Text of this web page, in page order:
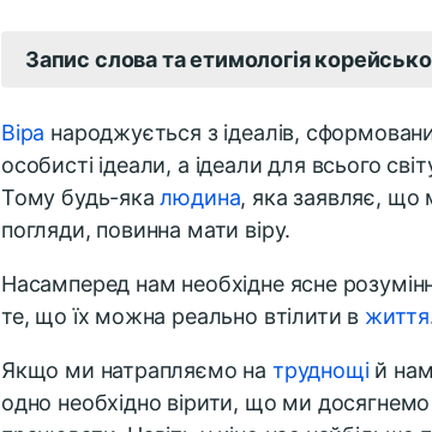
Запис слова та етимологія
Віра народжується з ідеалів,
особисті ідеали, а ідеали для всього
Тому будь-якалюдина, яка заявляє, що
погляди, повинна мати віру.
Насамперед нам необхідне ясне
те, що їх можна реально втілити в життя
Якщо ми натрапляємо на труднощій нам
одно необхідно вірити, що ми досягнемо